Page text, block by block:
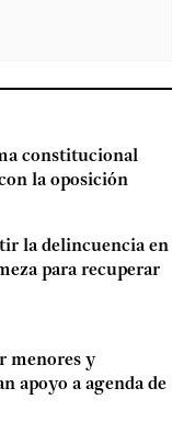
constitucional
la oposición
la delincuencia en
para recuperar
menores y
apoyo a agenda de